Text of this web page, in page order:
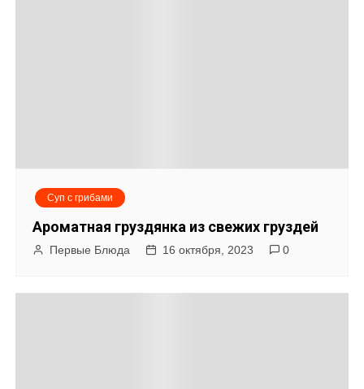
м
Суп с грибами
Ароматная груздянка из свежих груздей
Первые Блюда 16 октября, 2023 0